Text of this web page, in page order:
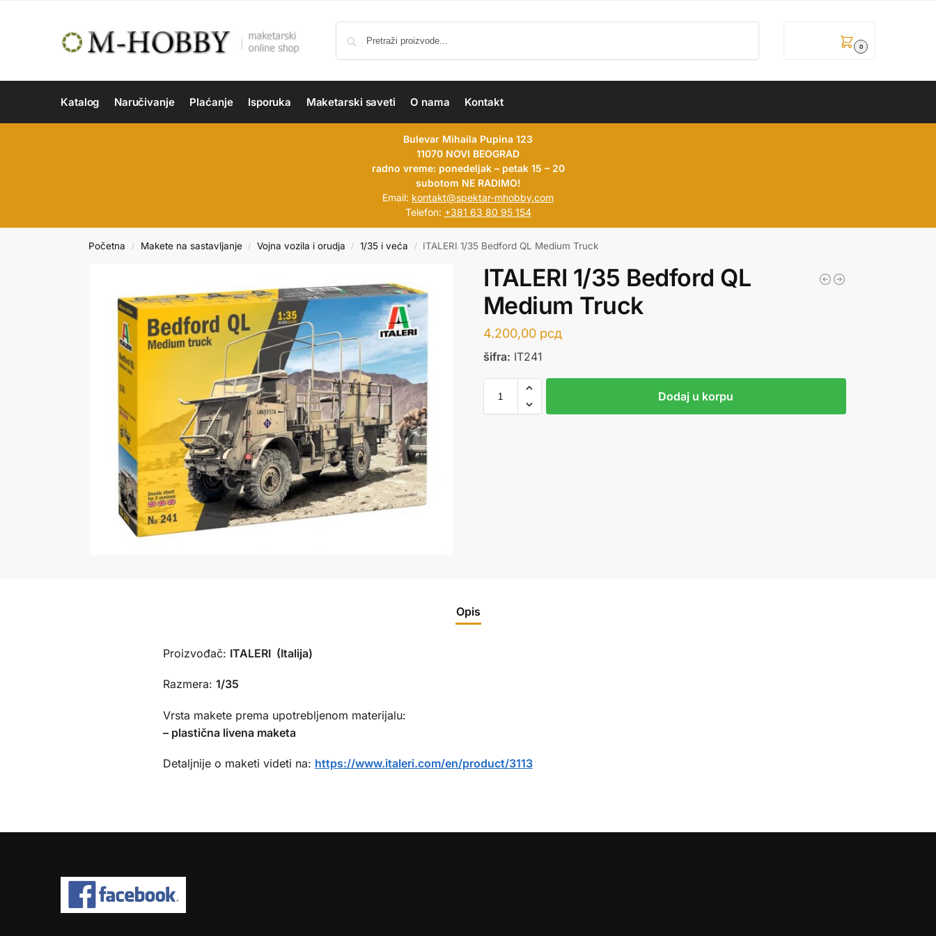
0
Katalog Naručivanje Plaćanje Isporuka Maketarski saveti O nama Kontakt
Bulevar Mihaila Pupina 123
11070 NOVI BEOGRAD
radno vreme: ponedeljak – petak 15 – 20
subotom NE RADIMO!
Email: kontakt@spektar-mhobby.com
Telefon: +381 63 80 95 154
Početna / Makete na sastavljanje / Vojna vozila i orudja / 1/35 i veća / ITALERI 1/35 Bedford QL Medium Truck
ITALERI 1/35 Bedford QL
Medium Truck
4.200,00 рсд
šifra: IT241
Dodaj u korpu
Opis
Proizvođač: ITALERI (Italija)
Razmera: 1/35
Vrsta makete prema upotrebljenom materijalu:
– plastična livena maketa
Detaljnije o maketi videti na: https://www.italeri.com/en/product/3113